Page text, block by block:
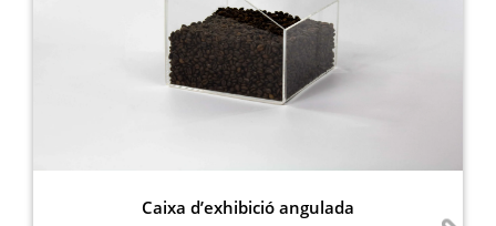
Caixa d’exhibició angulada